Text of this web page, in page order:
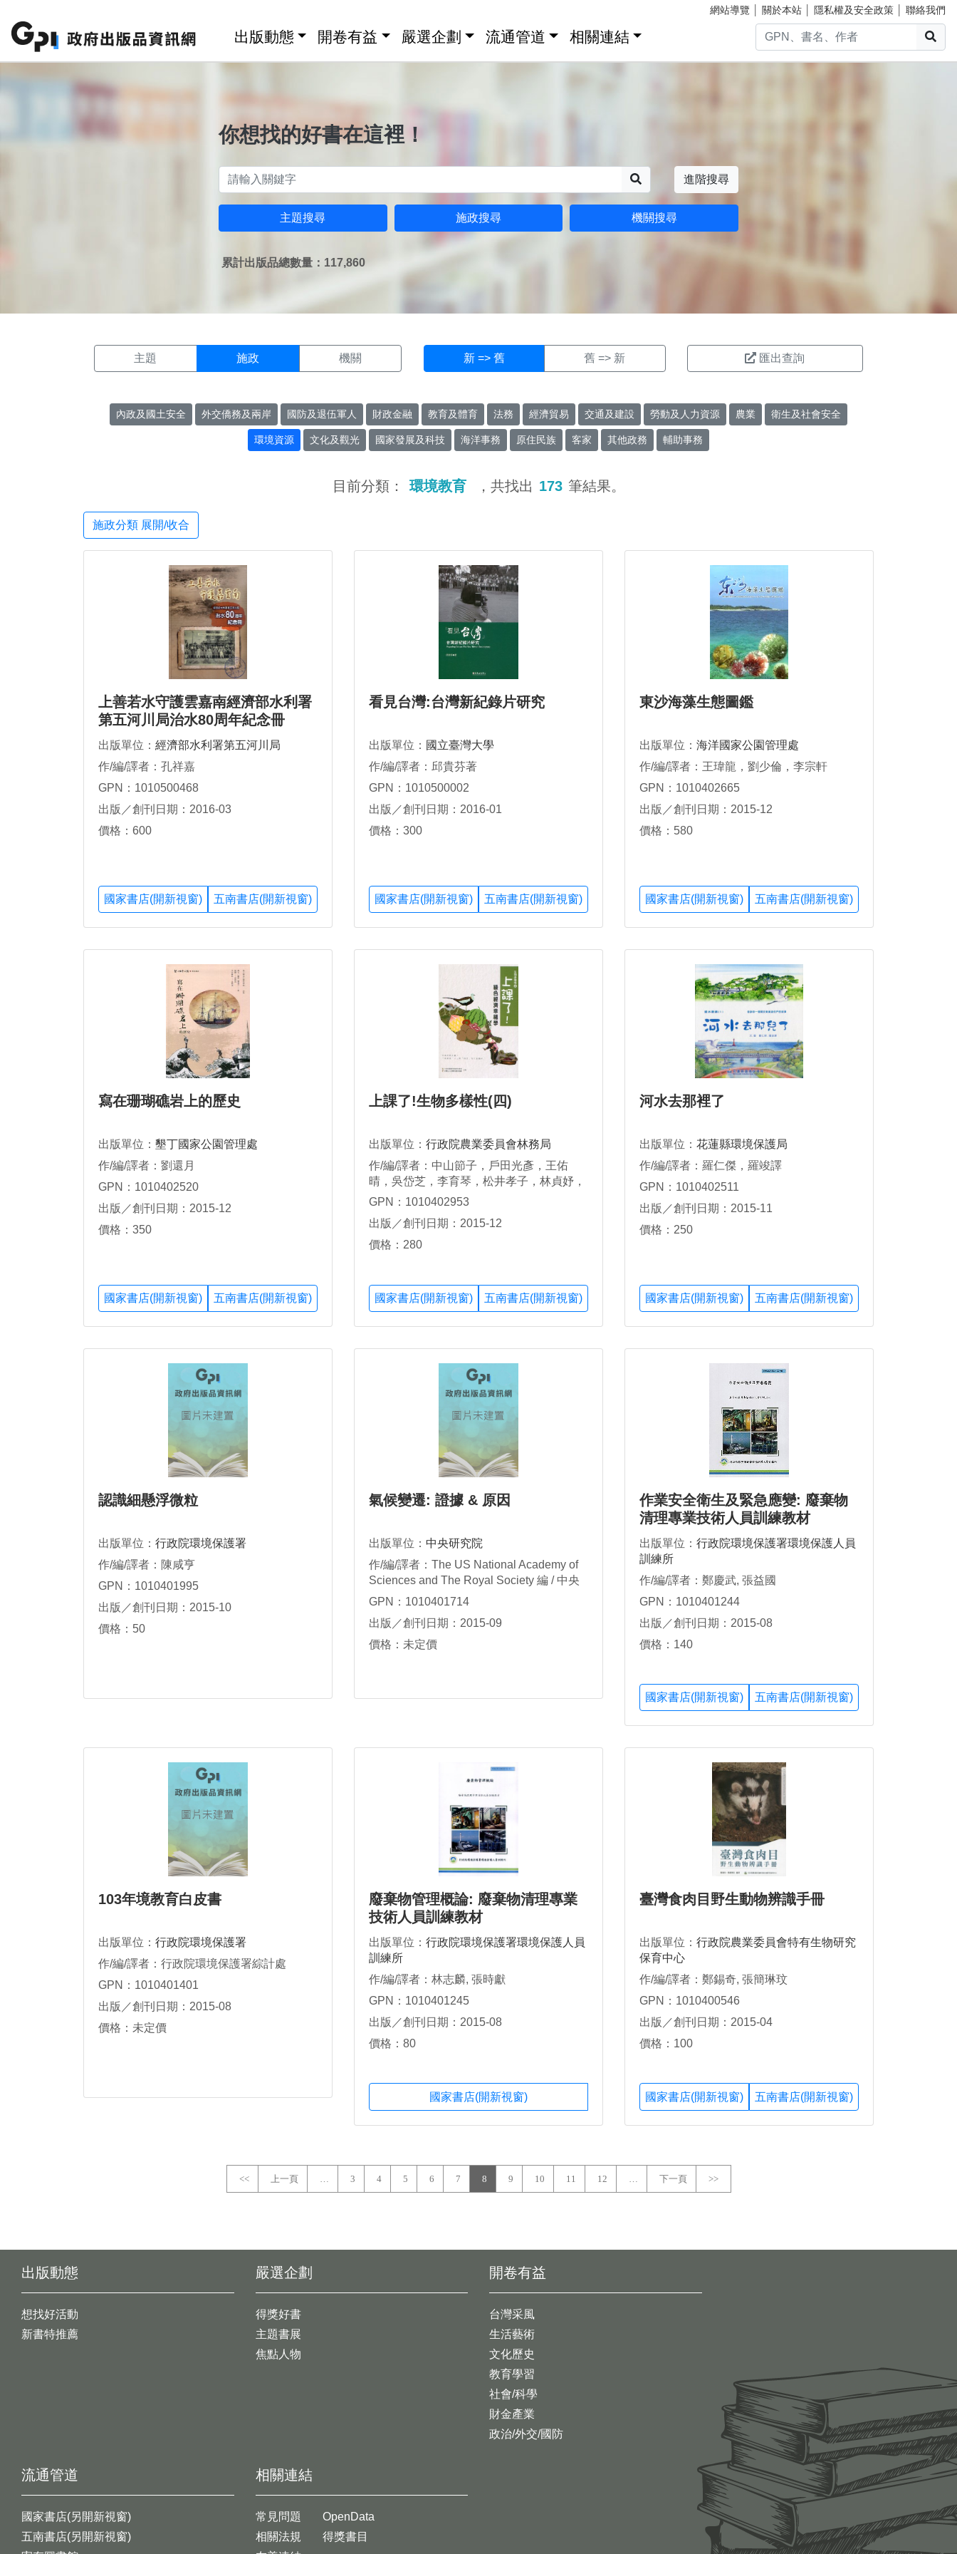
網站導覽 關於本站 隱私權及安全政策 聯絡我們
出版動態 開卷有益 嚴選企劃 流通管道 相關連結
你想找的好書在這裡！
進階搜尋
主題搜尋 施政搜尋 機關搜尋
累計出版品總數量：117,860
主題 施政 機關 新 => 舊 舊 => 新 匯出查詢
內政及國土安全 外交僑務及兩岸 國防及退伍軍人 財政金融 教育及體育 法務 經濟貿易 交通及建設 勞動及人力資源 農業 衛生及社會安全
環境資源 文化及觀光 國家發展及科技 海洋事務 原住民族 客家 其他政務 輔助事務
目前分類： 環境教育 ，共找出 173 筆結果。
施政分類 展開/收合
上善若水守護雲嘉南經濟部水利署
第五河川局治水80周年紀念冊
出版單位： 經濟部水利署第五河川局
作/編/譯者：孔祥嘉
GPN：1010500468
出版／創刊日期：2016-03
價格：600
國家書店(開新視窗) 五南書店(開新視窗)
看見台灣:台灣新紀錄片研究
出版單位： 國立臺灣大學
作/編/譯者：邱貴芬著
GPN：1010500002
出版／創刊日期：2016-01
價格：300
國家書店(開新視窗) 五南書店(開新視窗)
東沙海藻生態圖鑑
出版單位： 海洋國家公園管理處
作/編/譯者：王瑋龍，劉少倫，李宗軒
GPN：1010402665
出版／創刊日期：2015-12
價格：580
國家書店(開新視窗) 五南書店(開新視窗)
寫在珊瑚礁岩上的歷史
出版單位： 墾丁國家公園管理處
作/編/譯者：劉還月
GPN：1010402520
出版／創刊日期：2015-12
價格：350
國家書店(開新視窗) 五南書店(開新視窗)
上課了!生物多樣性(四)
出版單位： 行政院農業委員會林務局
作/編/譯者：中山節子，戶田光彥，王佑
晴，吳岱芝，李育琴，松井孝子，林貞妤，
河島泰斗，青山銀三，夏洛克，梁玲菁，笠
緯，蔡錫昌，賴品瑀
GPN：1010402953
出版／創刊日期：2015-12
價格：280
國家書店(開新視窗) 五南書店(開新視窗)
河水去那裡了
出版單位： 花蓮縣環境保護局
作/編/譯者：羅仁傑，羅竣譯
GPN：1010402511
出版／創刊日期：2015-11
價格：250
國家書店(開新視窗) 五南書店(開新視窗)
認識細懸浮微粒
出版單位： 行政院環境保護署
作/編/譯者：陳咸亨
GPN：1010401995
出版／創刊日期：2015-10
價格：50
氣候變遷: 證據 & 原因
出版單位： 中央研究院
作/編/譯者：The US National Academy of
Sciences and The Royal Society 編 / 中央
研究院環境變遷研究中心 永續科學中心 譯
GPN：1010401714
出版／創刊日期：2015-09
價格：未定價
作業安全衛生及緊急應變: 廢棄物
清理專業技術人員訓練教材
出版單位： 行政院環境保護署環境保護人員
訓練所
作/編/譯者：鄭慶武, 張益國
GPN：1010401244
出版／創刊日期：2015-08
價格：140
國家書店(開新視窗) 五南書店(開新視窗)
103年境教育白皮書
出版單位： 行政院環境保護署
作/編/譯者：行政院環境保護署綜計處
GPN：1010401401
出版／創刊日期：2015-08
價格：未定價
廢棄物管理概論: 廢棄物清理專業
技術人員訓練教材
出版單位： 行政院環境保護署環境保護人員
訓練所
作/編/譯者：林志麟, 張時獻
GPN：1010401245
出版／創刊日期：2015-08
價格：80
國家書店(開新視窗)
臺灣食肉目野生動物辨識手冊
出版單位： 行政院農業委員會特有生物研究
保育中心
作/編/譯者：鄭錫奇, 張簡琳玟
GPN：1010400546
出版／創刊日期：2015-04
價格：100
國家書店(開新視窗) 五南書店(開新視窗)
<< 上一頁 3 4 5 6 7 8 9 10 11 12 下一頁 >>
出版動態
想找好活動
新書特推薦
開卷有益
台灣采風
生活藝術
文化歷史
教育學習
社會/科學
財金產業
政治/外交/國防
嚴選企劃
得獎好書
主題書展
焦點人物
流通管道
國家書店(另開新視窗)
五南書店(另開新視窗)
相關連結
常見問題
相關法規
OpenData
得獎書目